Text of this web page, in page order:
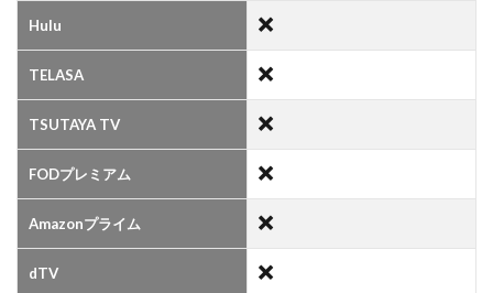
Hulu
TELASA
TSUTAYA TV
FODプレミアム
Amazonプライム
dTV